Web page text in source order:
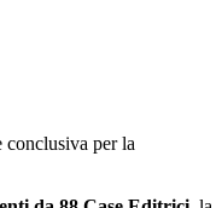
per la